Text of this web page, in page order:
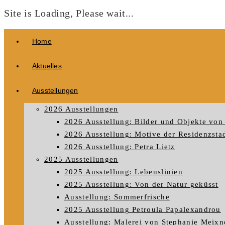
Site is Loading, Please wait...
Home
Aktuelles
Ausstellungen
2026 Ausstellungen
2026 Ausstellung: Bilder und Objekte
2026 Ausstellung: Motive der
2026 Ausstellung: Petra Lietz
2025 Ausstellungen
2025 Ausstellung: Lebenslinien
2025 Ausstellung: Von der Natur geküsst
Ausstellung: Sommerfrische
2025 Ausstellung Petroula Papalexandrou
Ausstellung: Malerei von Stephanie